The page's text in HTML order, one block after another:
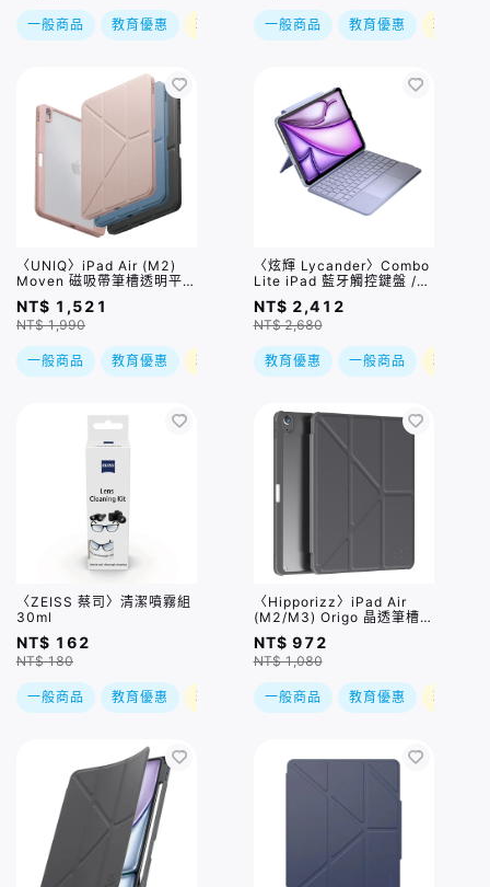
一般商品 教育優惠 現折 一般商品 教育優惠 現折
〈UNIQ〉iPad Air (M2)
Moven 磁吸帶筆槽透明平板
保護套 / 三色,兩種尺寸
NT$ 1,521
NT$ 1,990
一般商品 教育優惠 現折
〈炫輝 Lycander〉Combo
Lite iPad 藍牙觸控鍵盤 /
三色,兩種尺寸
NT$ 2,412
NT$ 2,680
教育優惠 一般商品 現折
〈ZEISS 蔡司〉清潔噴霧組
30ml
NT$ 162
NT$ 180
一般商品 教育優惠 現折
〈Hipporizz〉iPad Air
(M2/M3) Origo 晶透筆槽防
摔殼 / 四色,兩種尺寸
NT$ 972
NT$ 1,080
一般商品 教育優惠 現折